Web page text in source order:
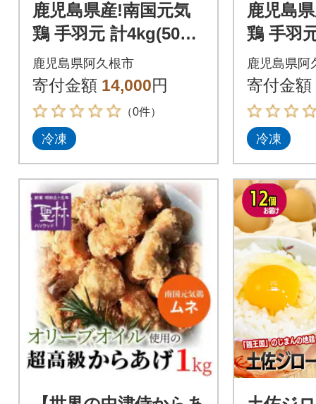
鹿児島県産!南国元気
鶏 手羽元 計4kg(500g
×8P)【さるがく水
産】akn028-38
鹿児島県阿久根市
寄付金額 14,000円
（0件）
冷凍
鹿児島
鶏 手羽
×4P)【
産】
鹿児島県阿
寄付金額
冷凍